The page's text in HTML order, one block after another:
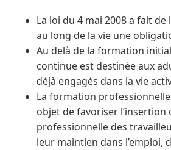
La loi du 4 mai 2008 a fait
au long de la vie une
Au delà de la formation
continue est destinée aux
déjà engagés dans la vie
La formation
objet de favoriser
professionnelle des
leur maintien dans l’emploi,